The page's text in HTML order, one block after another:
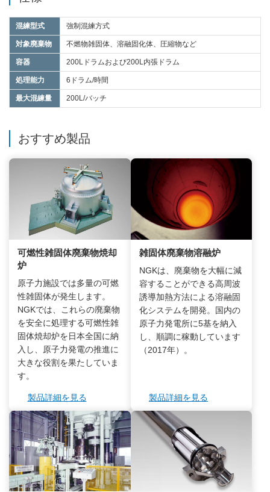
混練型式 強制混練方式
対象廃棄物 不燃物雑固体、溶融固化体、圧縮物など
容器 200Lドラムおよび200L内張ドラム
処理能力 6ドラム/時間
最大混練量 200L/バッチ
おすすめ製品
可燃性雑固体廃棄物焼却
炉
原子力施設では多量の可燃
性雑固体が発生します。
NGKでは、これらの廃棄物
を安全に処理する可燃性雑
固体焼却炉を日本全国に納
入し、原子力発電の推進に
大きな役割を果たしていま
す。
製品詳細を見る
雑固体廃棄物溶融炉
NGKは、廃棄物を大幅に減
容することができる高周波
誘導加熱方法による溶融固
化システムを開発。国内の
原子力発電所に5基を納入
し、順調に稼動しています
（2017年）。
製品詳細を見る